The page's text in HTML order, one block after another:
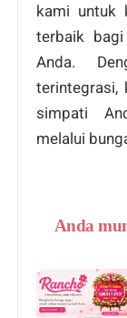
kami untuk
terbaik bagi
Anda.
terintegrasi,
simpati
melalui
Anda